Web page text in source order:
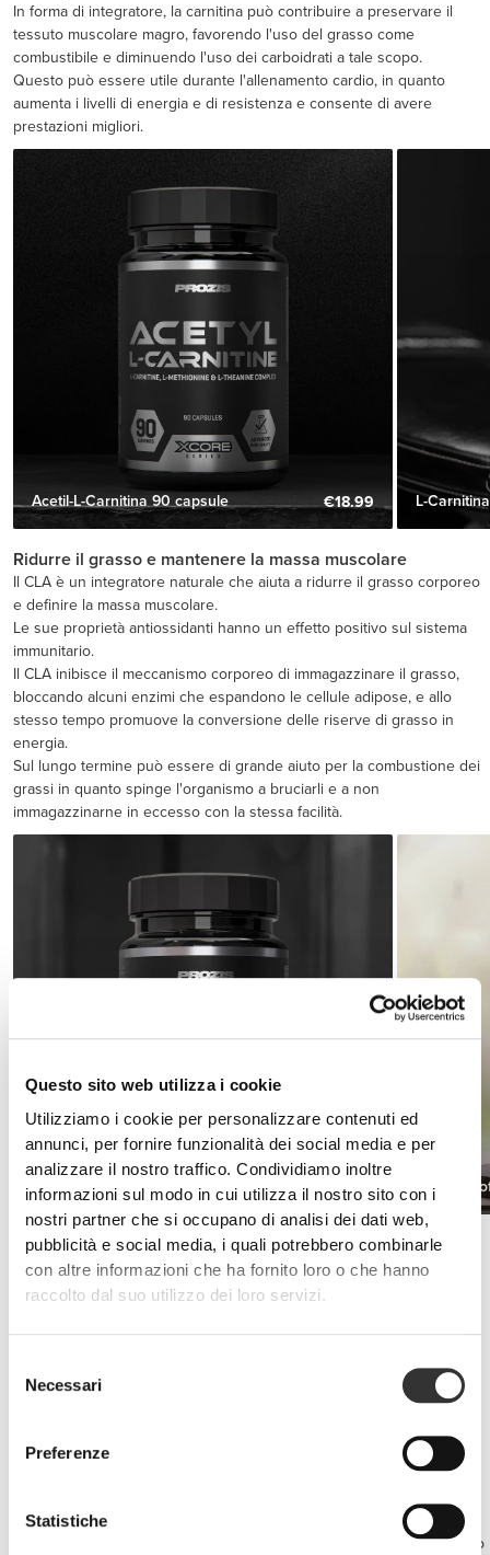
Questo sito web utilizza i cookie
Utilizziamo i cookie per personalizzare contenuti ed
annunci, per fornire funzionalità dei social media e per
analizzare il nostro traffico. Condividiamo inoltre
informazioni sul modo in cui utilizza il nostro sito con i
nostri partner che si occupano di analisi dei dati web,
pubblicità e social media, i quali potrebbero combinarle
con altre informazioni che ha fornito loro o che hanno
raccolto dal suo utilizzo dei loro servizi.
delNecessari
Preferenze
Statistiche
In forma di integratore, la carnitina può contribuire a preservare il
tessuto muscolare magro, favorendo l'uso del grasso come
combustibile e diminuendo l'uso dei carboidrati a tale scopo.
Questo può essere utile durante l'allenamento cardio, in quanto
aumenta i livelli di energia e di resistenza e consente di avere
prestazioni migliori.
Acetil-L-Carnitina 90 capsule €18.99 L-
Ridurre il grasso e mantenere la massa muscolare
Il CLA è un integratore naturale che aiuta a ridurre il grasso corporeo
e definire la massa muscolare.
Le sue proprietà antiossidanti hanno un effetto positivo sul sistema
immunitario.
Il CLA inibisce il meccanismo corporeo di immagazzinare il grasso,
bloccando alcuni enzimi che espandono le cellule adipose, e allo
stesso tempo promuove la conversione delle riserve di grasso in
energia.
Sul lungo termine può essere di grande aiuto per la combustione dei
grassi in quanto spinge l'organismo a bruciarli e a non
immagazzinarne in eccesso con la stessa facilità.
Xtreme CLA Tonalin 90 softgels €21.99 CLA 90
Bruciagrassi privi di stimolanti
Non contenendo stimolanti (ad esempio: caffeina, alanina, yohimbina,
7-Keto) questi integratori possono essere assunti in qualsiasi
altri prodotti con stimolanti, come pre-allenamento, termogenici
Sono perfetti per le persone che si sforzano a perdere peso ma
essendo sensibili agli effetti di alcuni ingredienti non vogliono
Può essere il caso di atleti che assumono spesso altri integratori con
stimolanti, persone sensibili alla caffeina o persone con problemi
Il consumo di integratori senza stimolanti non influenza il sistema
nervoso centrale e fornisce una fonte duratura di energia mobilitando